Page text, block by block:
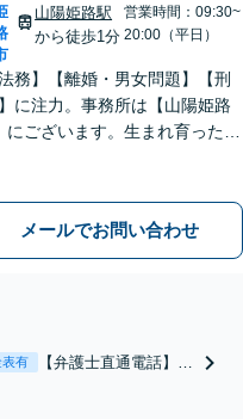
ください。
山陽姫路駅
から徒歩1分
営業時間：09:30~
20:00（平日）
法務】【離婚・男女問題】【刑
に注力。事務所は【山陽姫路
にございます。生まれ育った故
考えています。【電話相談可
気軽にご相談ください。
メールでお問い合わせ
表有
【弁護士直通電話】